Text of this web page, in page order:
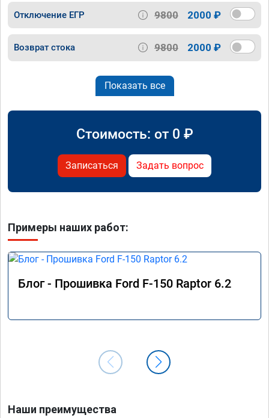
Отключение ЕГР 9800 2000 ₽
Возврат стока 9800 2000 ₽
Показать все
Стоимость: от 0 ₽
Записаться Задать вопрос
Примеры наших работ:
Блог - Прошивка Ford F-150 Raptor 6.2
Наши преимущества